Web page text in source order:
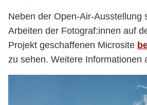
Neben der Open-Air-Ausstellung
Arbeiten der Fotograf:innen auf
Projekt geschaffenen Microsite
zu sehen. Weitere Informationen